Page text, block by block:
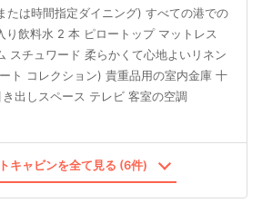
たは時間指定ダイニング) すべての港での
り飲料水 2 本 ピロートップ マットレス
スチュワード 柔らかくて心地よいリネン
ト コレクション) 貴重品用の室内金庫 十
出しスペース テレビ 客室の空調
キャビンを全て見る (6件)